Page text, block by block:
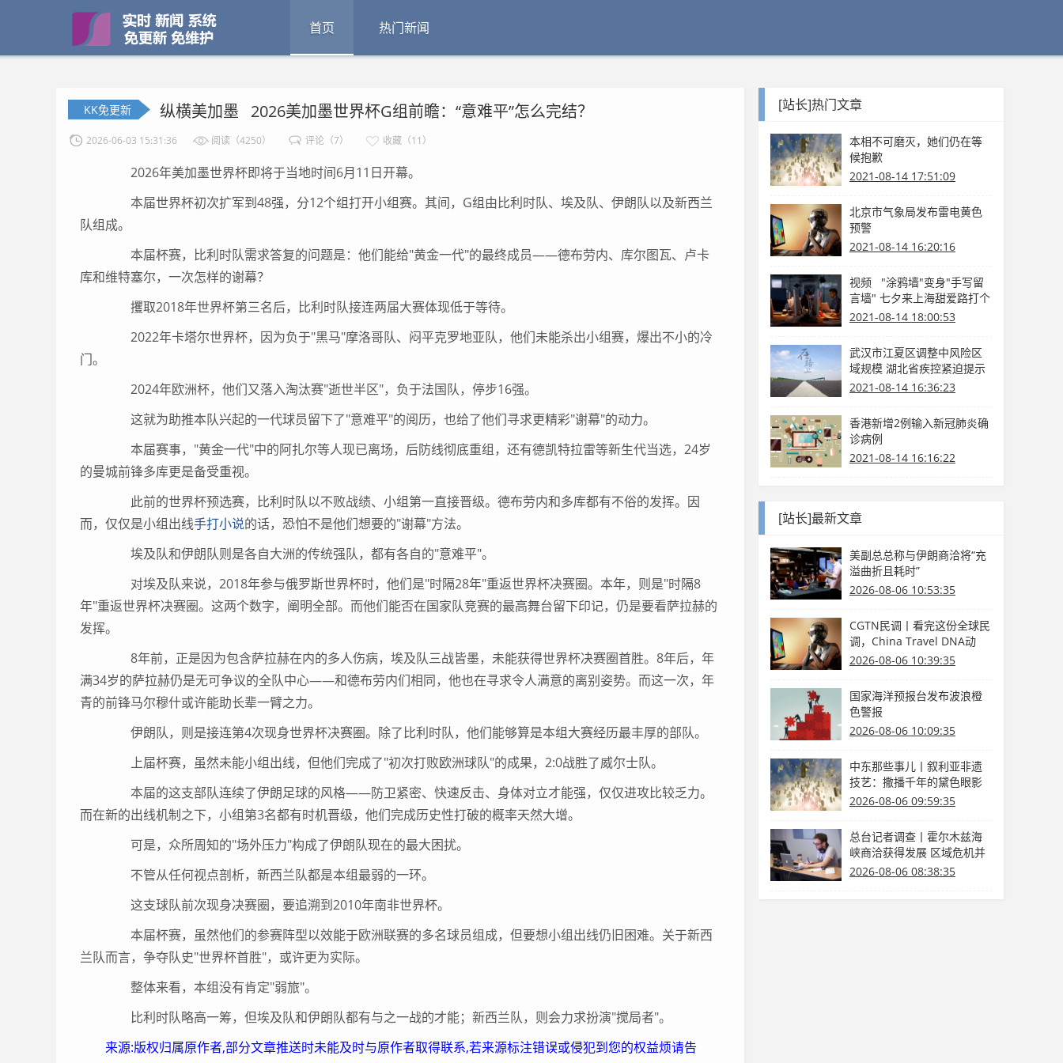
首页 热门新闻
KK免更新 纵横美加墨 2026美加墨世界杯G组前瞻：“意难平”怎么完结？
2026-06-03 15:31:36 阅读（4250） 评论（7） 收藏（11）
2026年美加墨世界杯即将于当地时间6月11日开幕。
本届世界杯初次扩军到48强，分12个组打开小组赛。其间，G组由比利时队、埃及队、伊朗队以及新西兰
队组成。
本届杯赛，比利时队需求答复的问题是：他们能给"黄金一代"的最终成员——德布劳内、库尔图瓦、卢卡
库和维特塞尔，一次怎样的谢幕？
攫取2018年世界杯第三名后，比利时队接连两届大赛体现低于等待。
2022年卡塔尔世界杯，因为负于"黑马"摩洛哥队、闷平克罗地亚队，他们未能杀出小组赛，爆出不小的冷
门。
2024年欧洲杯，他们又落入淘汰赛"逝世半区"，负于法国队，停步16强。
这就为助推本队兴起的一代球员留下了"意难平"的阅历，也给了他们寻求更精彩"谢幕"的动力。
本届赛事，"黄金一代"中的阿扎尔等人现已离场，后防线彻底重组，还有德凯特拉雷等新生代当选，24岁
的曼城前锋多库更是备受重视。
此前的世界杯预选赛，比利时队以不败战绩、小组第一直接晋级。德布劳内和多库都有不俗的发挥。因
而，仅仅是小组出线手打小说的话，恐怕不是他们想要的"谢幕"方法。
埃及队和伊朗队则是各自大洲的传统强队，都有各自的"意难平"。
对埃及队来说，2018年参与俄罗斯世界杯时，他们是"时隔28年"重返世界杯决赛圈。本年，则是"时隔8
年"重返世界杯决赛圈。这两个数字，阐明全部。而他们能否在国家队竞赛的最高舞台留下印记，仍是要看萨拉赫的
发挥。
8年前，正是因为包含萨拉赫在内的多人伤病，埃及队三战皆墨，未能获得世界杯决赛圈首胜。8年后，年
满34岁的萨拉赫仍是无可争议的全队中心——和德布劳内们相同，他也在寻求令人满意的离别姿势。而这一次，年
青的前锋马尔穆什或许能助长辈一臂之力。
伊朗队，则是接连第4次现身世界杯决赛圈。除了比利时队，他们能够算是本组大赛经历最丰厚的部队。
上届杯赛，虽然未能小组出线，但他们完成了"初次打败欧洲球队"的成果，2:0战胜了威尔士队。
本届的这支部队连续了伊朗足球的风格——防卫紧密、快速反击、身体对立才能强，仅仅进攻比较乏力。
而在新的出线机制之下，小组第3名都有时机晋级，他们完成历史性打破的概率天然大增。
可是，众所周知的"场外压力"构成了伊朗队现在的最大困扰。
不管从任何视点剖析，新西兰队都是本组最弱的一环。
这支球队前次现身决赛圈，要追溯到2010年南非世界杯。
本届杯赛，虽然他们的参赛阵型以效能于欧洲联赛的多名球员组成，但要想小组出线仍旧困难。关于新西
兰队而言，争夺队史"世界杯首胜"，或许更为实际。
整体来看，本组没有肯定"弱旅"。
比利时队略高一筹，但埃及队和伊朗队都有与之一战的才能；新西兰队，则会力求扮演"搅局者"。
来源:版权归属原作者,部分文章推送时未能及时与原作者取得联系,若来源标注错误或侵犯到您的权益烦请告
[站长]热门文章
本相不可磨灭，她们仍在等
候抱歉
2021-08-14 17:51:09
北京市气象局发布雷电黄色
预警
2021-08-14 16:20:16
视频 "涂鸦墙"变身"手写留
言墙" 七夕来上海甜爱路打个
卡吧
2021-08-14 18:00:53
武汉市江夏区调整中风险区
域规模 湖北省疾控紧迫提示
2021-08-14 16:36:23
香港新增2例输入新冠肺炎确
诊病例
2021-08-14 16:16:22
[站长]最新文章
美副总总称与伊朗商洽将“充
溢曲折且耗时”
2026-08-06 10:53:35
CGTN民调丨看完这份全球民
调，China Travel DNA动
了！
2026-08-06 10:39:35
国家海洋预报台发布波浪橙
色警报
2026-08-06 10:09:35
中东那些事儿丨叙利亚非遗
技艺：撒播千年的黛色眼影
研磨记
2026-08-06 09:59:35
总台记者调查丨霍尔木兹海
峡商洽获得发展 区域危机并
未彻底解决
2026-08-06 08:38:35